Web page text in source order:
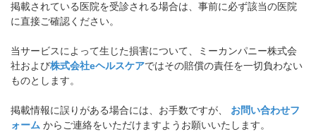
掲載されている医院を受診される場合は、事前に必ず該当の医院
に直接ご確認ください。
当サービスによって生じた損害について、ミーカンパニー株式会
社および株式会社eヘルスケアではその賠償の責任を一切負わない
ものとします。
掲載情報に誤りがある場合には、お手数ですが、
お問い合わせフ
ォーム からご連絡をいただけますようお願いいたします。